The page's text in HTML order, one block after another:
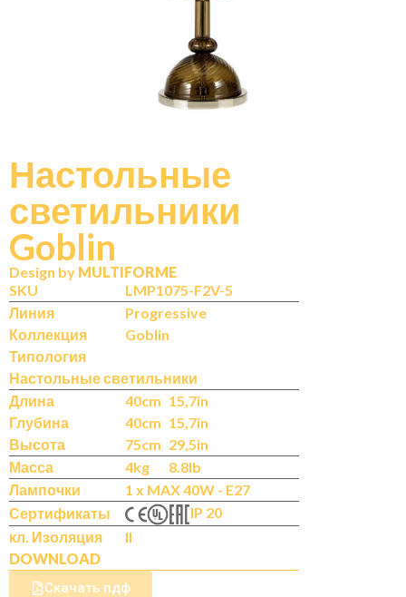
IT
Goblin
Design by MULTIFORME
Настольные
светильники
SKU
LMP1075-F2V-5
Линия
Progressive
Коллекция
Goblin
Типология
Настольные светильники
Длина
40cm 15,7in
Глубина
40cm 15,7in
Высота
75cm 29,5in
Масса
4kg
8.8lb
Лампочки
1 x MAX 40W - E27
Сертификаты
IP 20
кл. Изоляция
II
DOWNLOAD
Скачать пдф